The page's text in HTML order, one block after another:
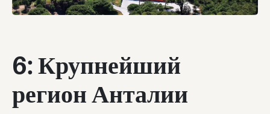
6: Крупнейший
регион Анталии